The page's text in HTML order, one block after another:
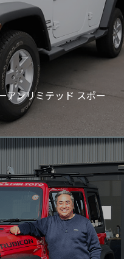
アンリミテッド スポー